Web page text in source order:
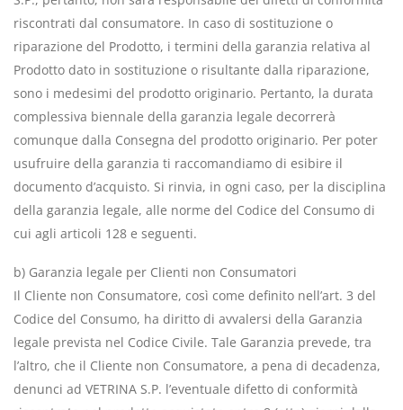
riscontrati dal consumatore. In caso di sostituzione o
riparazione del Prodotto, i termini della garanzia relativa al
Prodotto dato in sostituzione o risultante dalla riparazione,
sono i medesimi del prodotto originario. Pertanto, la durata
complessiva biennale della garanzia legale decorrerà
comunque dalla Consegna del prodotto originario. Per poter
usufruire della garanzia ti raccomandiamo di esibire il
documento d’acquisto. Si rinvia, in ogni caso, per la disciplina
della garanzia legale, alle norme del Codice del Consumo di
cui agli articoli 128 e seguenti.
b) Garanzia legale per Clienti non Consumatori
Il Cliente non Consumatore, così come definito nell’art. 3 del
Codice del Consumo, ha diritto di avvalersi della Garanzia
legale prevista nel Codice Civile. Tale Garanzia prevede, tra
l’altro, che il Cliente non Consumatore, a pena di decadenza,
denunci ad VETRINA S.P. l’eventuale difetto di conformità